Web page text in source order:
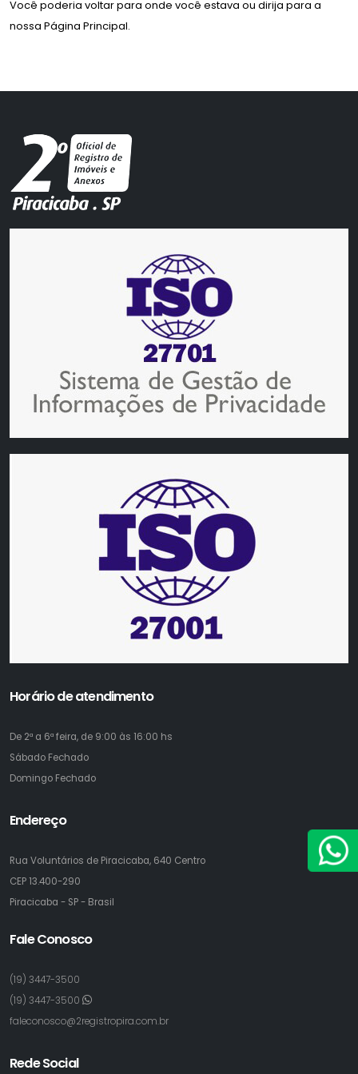
Você poderia voltar para onde você estava ou dirija para a
nossa Página Principal.
Horário de atendimento
De 2ª a 6ª feira, de 9:00 às 16:00 hs
Sábado Fechado
Domingo Fechado
Endereço
Rua Voluntários de Piracicaba, 640 Centro
CEP 13.400-290
Piracicaba - SP - Brasil
Fale Conosco
(19) 3447-3500
(19) 3447-3500
faleconosco@2registropira.com.br
Rede Social